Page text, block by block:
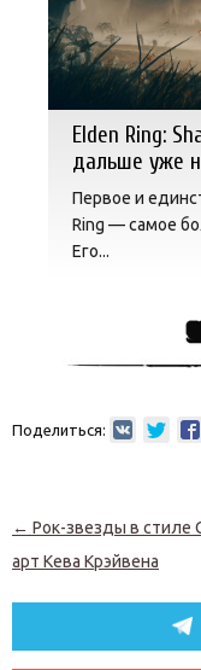
Elden Ring:
дальше уже
Первое и
Ring — самое
Его...
Поделиться:
Навигация по
← Рок-звезды в стиле
арт Кева Крэйвена